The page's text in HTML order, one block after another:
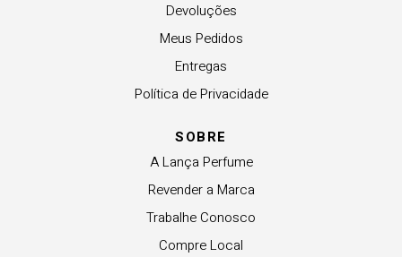
Devoluções
Meus Pedidos
Entregas
Política de Privacidade
SOBRE
A Lança Perfume
Revender a Marca
Trabalhe Conosco
Compre Local